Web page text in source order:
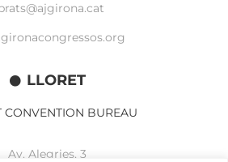
LLORET
CONVENTION BUREAU
Av. Alegries, 3